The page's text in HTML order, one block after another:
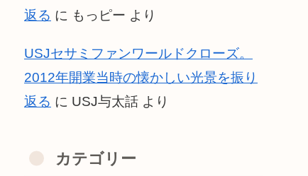
返る に もっピー より
USJセサミファンワールドクローズ。
2012年開業当時の懐かしい光景を振り
返る に USJ与太話 より
カテゴリー